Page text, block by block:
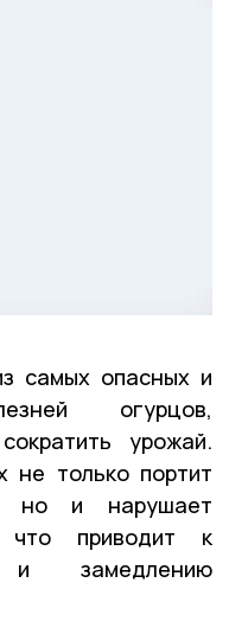
самых опасных и
огурцов,
урожай.
не только портит
но и нарушает
что приводит к
и замедлению